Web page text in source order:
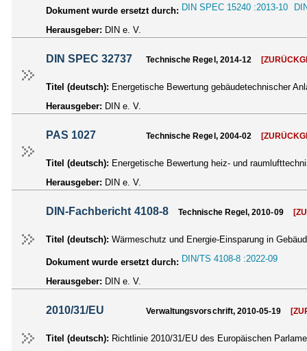
Dokument wurde ersetzt durch: DIN SPEC 15240 :2013-10
Herausgeber: DIN e. V.
DIN SPEC 32737 Technische Regel, 2014-12
Titel (deutsch): Energetische Bewertung gebäudetechnischer
Herausgeber: DIN e. V.
PAS 1027 Technische Regel, 2004-02
Titel (deutsch): Energetische Bewertung heiz- und
Herausgeber: DIN e. V.
DIN-Fachbericht 4108-8 Technische Regel, 2010-09
Titel (deutsch): Wärmeschutz und Energie-Einsparung in
Dokument wurde ersetzt durch: DIN/TS 4108-8 :2022-09
Herausgeber: DIN e. V.
2010/31/EU Verwaltungsvorschrift, 2010-05-19
Titel (deutsch): Richtlinie 2010/31/EU des Europäischen